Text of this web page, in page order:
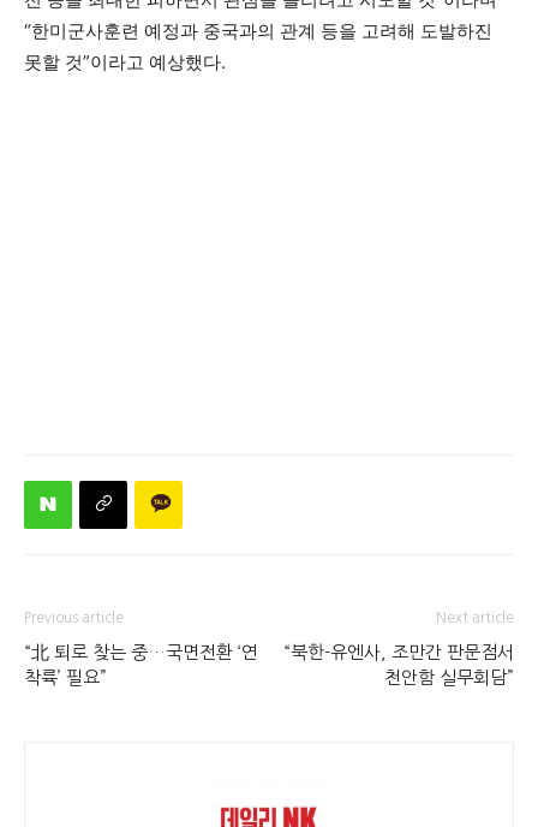
“한미군사훈련 예정과 중국과의 관계 등을 고려해 도발하진
못할 것”이라고 예상했다.
Previous article
“北 퇴로 찾는 중…국면전환 ‘연
착륙’ 필요”
Next article
“북한-유엔사, 조만간 판문점서
천안함 실무회담”